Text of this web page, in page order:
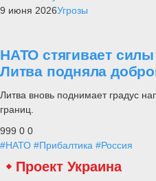
9 июня 2026Угрозы
НАТО стягивает
Литва подняла
Литва вновь поднимает градус
границ.
999 0 0
#НАТО #Прибалтика #Россия
Проект Украина